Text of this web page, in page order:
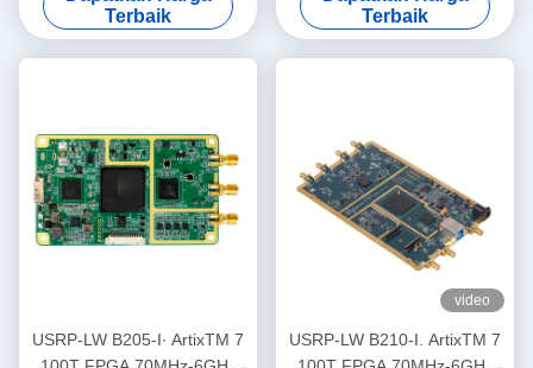
MHz Bandwidth 1T1R USRP
SDR
Terbaik
Bandwidth 1T1R USRP SDR
Terbaik
USRP-LW B205-I∙ ArtixTM 7
video
USRP-LW B210-I. ArtixTM 7